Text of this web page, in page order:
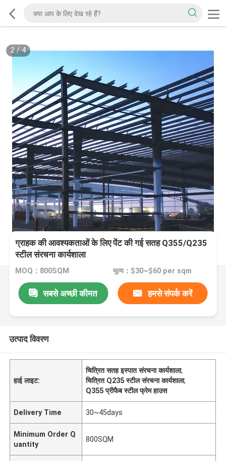
2/4
ग्राहक की आवश्यकताओं के लिए पेंट की गई सतह Q355/Q235
स्टील संरचना कार्यशाला
MOQ：800SQM मूल्य：$30~$60 per sqm
सबसे अच्छी कीमत हमसे संपर्क करें
उत्पाद विवरण
हाई लाइट:
चित्रित सतह इस्पात संरचना कार्यशाला,
चित्रित Q235 स्टील संरचना कार्यशाला,
Q355 प्रीफैब स्टील फ्रेम हाउस
Delivery Time 30~45days
Minimum Order Q
uantity
800SQM